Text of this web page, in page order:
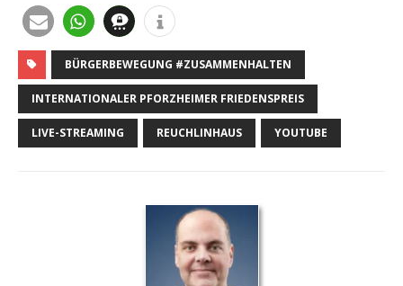
BÜRGERBEWEGUNG #ZUSAMMENHALTEN
INTERNATIONALER PFORZHEIMER FRIEDENSPREIS
LIVE-STREAMING REUCHLINHAUS YOUTUBE